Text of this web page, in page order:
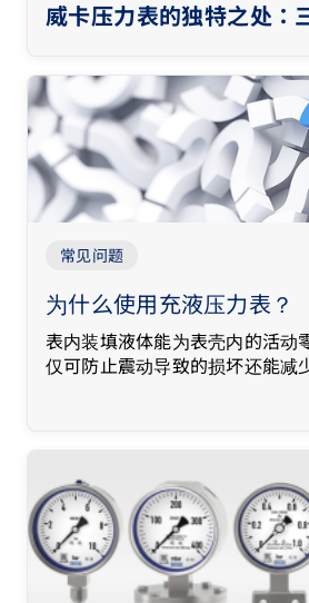
威卡压力表的独特之处：
常见问题
为什么使用充液压力表？
表内装填液体能为表壳内的活动
仅可防止震动导致的损坏还能减